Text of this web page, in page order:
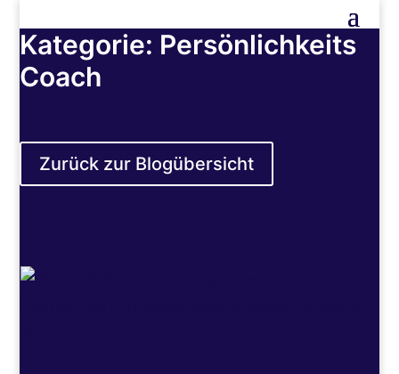
Kategorie: Persönlichkeits
Coach
Zurück zur Blogübersicht